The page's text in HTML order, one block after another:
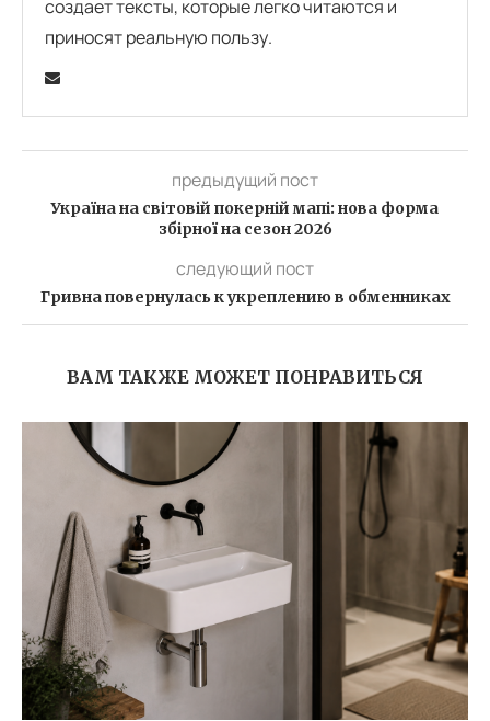
создает тексты, которые легко читаются и
приносят реальную пользу.
предыдущий пост
Україна на світовій покерній мапі: нова форма
збірної на сезон 2026
следующий пост
Гривна повернулась к укреплению в обменниках
ВАМ ТАКЖЕ МОЖЕТ ПОНРАВИТЬСЯ